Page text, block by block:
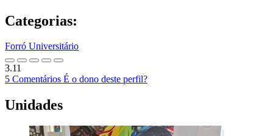
Categorias:
Forró Universitário
3.11
5 Comentários É o dono deste perfil?
Unidades